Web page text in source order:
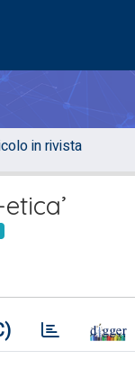
in rivista